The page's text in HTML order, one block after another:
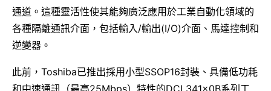
通道。這種靈活性使其能夠廣泛應用於工業自動化領域的
各種隔離通訊介面，包括輸入/輸出(I/O)介面、馬達控制和
逆變器。
此前，Toshiba已推出採用小型SSOP16封裝、具備低功耗
和中速通訊（最高25Mbps）特性的DCL341x0B系列工